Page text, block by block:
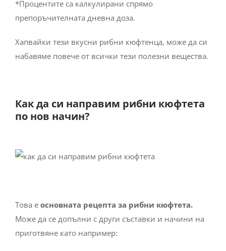
*Процентите са калкулирани спрямо
препоръчителната дневна доза.
Хапвайки тези вкусни рибни кюфтенца, може да си
набавяме повече от всички тези полезни вещества.
Как да си направим рибни кюфтета
по нов начин?
Това еосновната рецепта за рибни кюфтета.
Може да се допълни с други съставки и начини на
приготвяне като например: